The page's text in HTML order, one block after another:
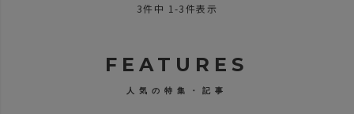
3件中 1 -3件表示
FEATURES
人気の特集・記事